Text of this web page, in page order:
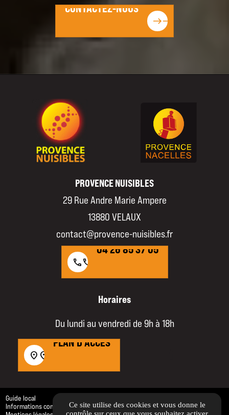
CONTACTEZ-NOUS
easteast
PROVENCE NUISIBLES
29 Rue Andre Marie Ampere
13880 VELAUX
contact@provence-nuisibles.fr
callcall
04 26 85 37 05
04 26 85 37 05
Horaires
Du lundi au vendredi de 9h à 18h
location_on location_on
PLAN D'ACCÈS
PLAN D'ACCÈS
Guide local
Informations complémentairesCe site utilise des cookies et vous donne le
contrôle sur ceux que vous souhaitez activer